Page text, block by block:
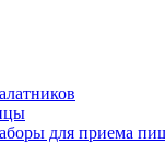
для приема